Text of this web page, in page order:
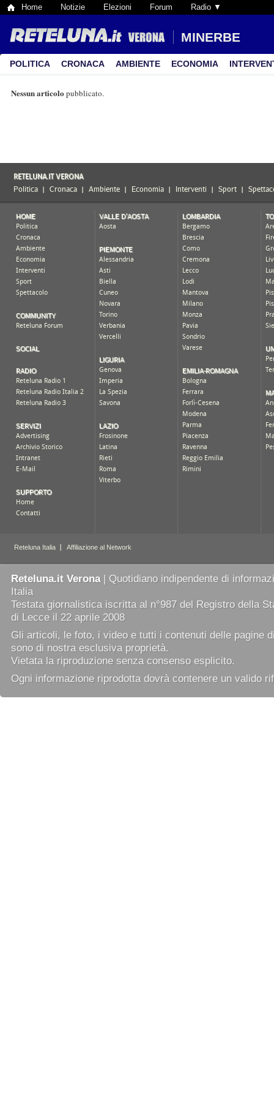
Home Notizie Elezioni Forum Radio ▼
MINERBE
POLITICA CRONACA AMBIENTE ECONOMIA
Nessun articolo pubblicato.
Reteluna.it Verona| Quotidiano indipendente di
Italia
Testata giornalistica iscritta al n°987 del Registro della
di Lecce il 22 aprile 2008
Gli articoli, le foto, i video e tutti i contenuti delle pagine
sono di nostra esclusiva proprietà.
Vietata la riproduzione senza consenso esplicito.
Ogni informazione riprodotta dovrà contenere un valido